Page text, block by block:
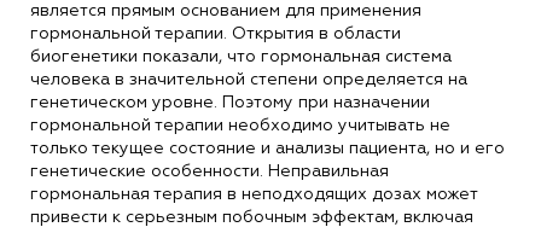
является прямым основанием для применения
гормональной терапии. Открытия в области
биогенетики показали, что гормональная система
человека в значительной степени определяется на
генетическом уровне. Поэтому при назначении
гормональной терапии необходимо учитывать не
только текущее состояние и анализы пациента, но и его
генетические особенности. Неправильная
гормональная терапия в неподходящих дозах может
привести к серьезным побочным эффектам, включая